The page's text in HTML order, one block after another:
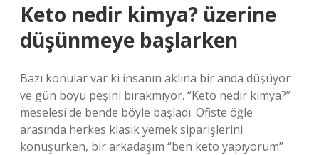
Keto nedir kimya? üzerine
düşünmeye başlarken
Bazı konular var ki insanın aklına bir anda düşüyor
ve gün boyu peşini bırakmıyor. “Keto nedir kimya?”
meselesi de bende böyle başladı. Ofiste öğle
arasında herkes klasik yemek siparişlerini
konuşurken, bir arkadaşım “ben keto yapıyorum”